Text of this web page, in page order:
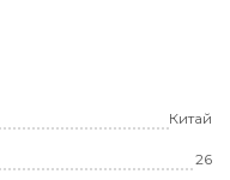
Китай
26